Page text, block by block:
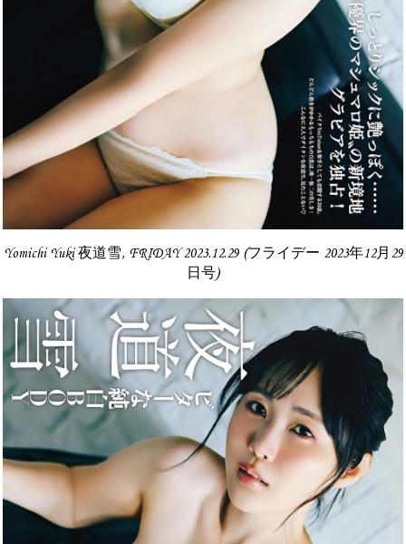
Yomichi Yuki 夜道雪, FRIDAY 2023.12.29 (フライデー 2023年12月29
日号)